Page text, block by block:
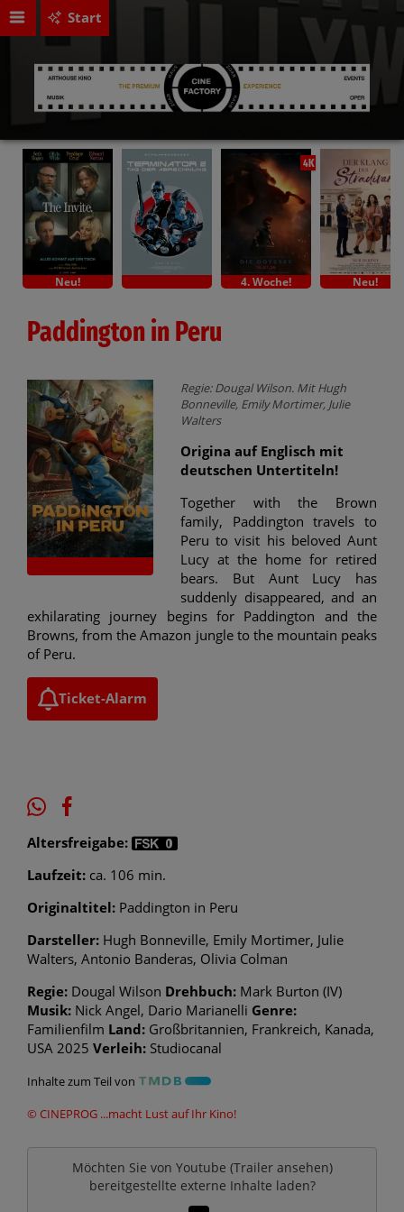
Start
Neu!
4K
4. Woche! Neu!
Paddington in Peru
Regie: Dougal Wilson. Mit Hugh
Bonneville, Emily Mortimer, Julie
Walters
Origina auf Englisch mit
deutschen Untertiteln!
Together with the Brown
family, Paddington travels to
Peru to visit his beloved Aunt
Lucy at the home for retired
bears. But Aunt Lucy has
suddenly disappeared, and an
exhilarating journey begins for Paddington and the
Browns, from the Amazon jungle to the mountain peaks
of Peru.
Ticket-Alarm
Altersfreigabe:
Laufzeit: ca. 106 min.
Originaltitel: Paddington in Peru
Darsteller: Hugh Bonneville, Emily Mortimer, Julie
Walters, Antonio Banderas, Olivia Colman
Regie: Dougal Wilson Drehbuch: Mark Burton (IV)
Musik: Nick Angel, Dario Marianelli Genre:
Familienfilm Land: Großbritannien, Frankreich, Kanada,
USA 2025 Verleih: Studiocanal
Inhalte zum Teil von
© CINEPROG ...macht Lust auf Ihr Kino!
Möchten Sie von Youtube (Trailer ansehen)
bereitgestellte externe Inhalte laden?